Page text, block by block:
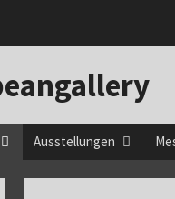
Ausstellungen